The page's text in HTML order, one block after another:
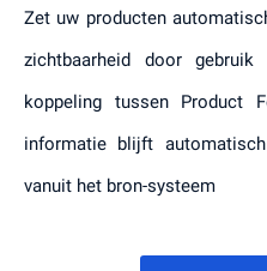
Zet uw producten
zichtbaarheid door
koppeling tussen Product
informatie blijft
vanuit het bron-systeem